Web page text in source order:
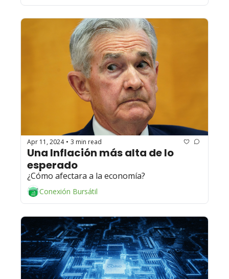
Apr 11, 2024 • 3 min read
Una Inflación más alta de lo
Conexión Bursátil